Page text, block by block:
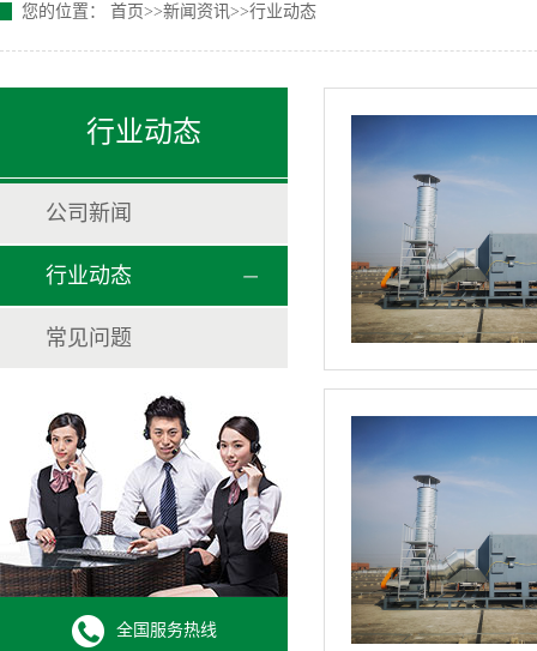
您的位置： 首页>>新闻资讯>>行业动态
行业动态
公司新闻
行业动态
常见问题
全国服务热线